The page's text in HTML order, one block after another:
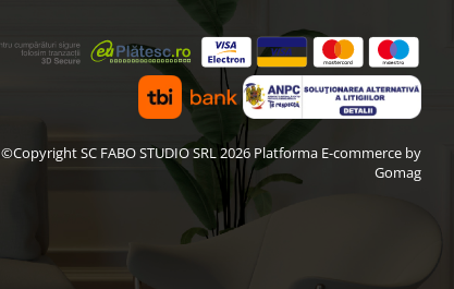
©Copyright SC FABO STUDIO SRL 2026 Platforma E-commerce by
Gomag